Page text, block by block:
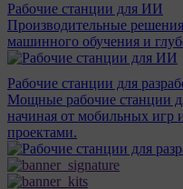
Рабочие станции для ИИ
Производительные
машинного обучения и
Рабочие станции для
Мощные рабочие станции
начиная от мобильных игр
проектами.